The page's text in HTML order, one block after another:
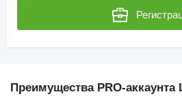
Преимущества PRO-аккаунта